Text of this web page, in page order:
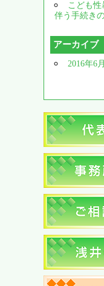
こども性
伴う手続き
アーカイブ
2016年6